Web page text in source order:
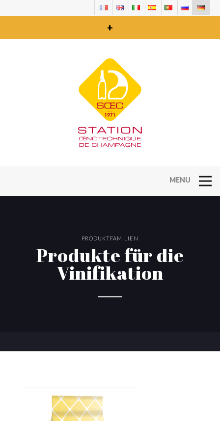
+
PRODUKTFAMILIEN
Produkte für die
Vinifikation